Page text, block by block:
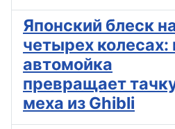
Японский блеск
четырех колесах:
автомойка
превращает
меха из Ghibli